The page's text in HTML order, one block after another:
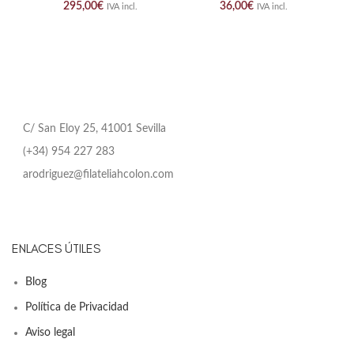
295,00€ IVA incl.
36,00€ IVA incl.
C/ San Eloy 25, 41001 Sevilla
(+34) 954 227 283
arodriguez@filateliahcolon.com
ENLACES ÚTILES
Blog
Política de Privacidad
Aviso legal